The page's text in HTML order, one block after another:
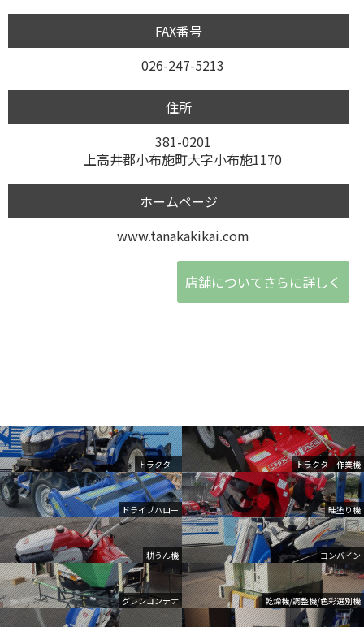
トラクター トラクター作業機
ドライブハロー 畦塗り機
耕うん機 コンバイン
グレンコンテナ 乾燥機/調整機/色彩選別機
FAX番号
026-247-5213
住所
381-0201
上高井郡小布施町大字小布施1170
ホームページ
www.tanakakikai.com
店舗についてさらに詳しく